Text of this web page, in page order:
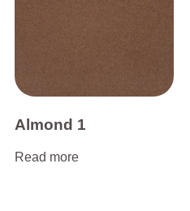
Almond 1
Read more